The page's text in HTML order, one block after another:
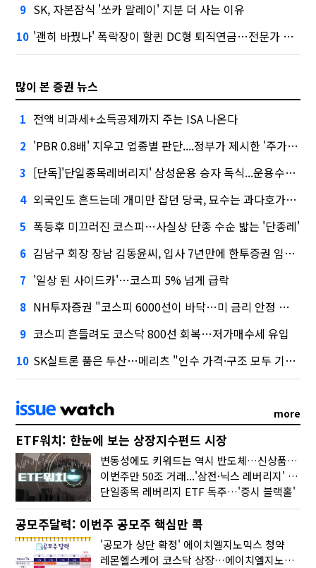
9 SK, 자본잠식 '쏘카 말레이' 지분 더 사는 이유
10 '괜히 바꿨나' 폭락장이 할퀸 DC형 퇴직연금…전문가 조언은
많이 본 증권 뉴스
1 전액 비과세+소득공제까지 주는 ISA 나온다
2 'PBR 0.8배' 지우고 업종별 판단....정부가 제시한 '주가 누르기' 방지법
3 [단독]'단일종목레버리지' 삼성운용 승자 독식...운용수익 미래에셋의 6배
4 외국인도 흔드는데 개미만 잡던 당국, 묘수는 과다호가부담금?
5 폭등후 미끄러진 코스피…사실상 단종 수순 밟는 '단종레'
6 김남구 회장 장남 김동윤씨, 입사 7년만에 한투증권 임원 승진
7 '일상 된 사이드카'…코스피 5% 넘게 급락
8 NH투자증권 "코스피 6000선이 바닥…미 금리 안정 후 추가 회복"
9 코스피 흔들려도 코스닥 800선 회복…저가매수세 유입
10 SK실트론 품은 두산…메리츠 "인수 가격·구조 모두 기대 이상"
more
ETF워치: 한눈에 보는 상장지수펀드 시장
변동성에도 키워드는 역시 반도체…신상품은 우주·방산
이번주만 50조 거래...'삼전·닉스 레버리지' 수익률은 -30%
단일종목 레버리지 ETF 독주…'증시 블랙홀'
공모주달력: 이번주 공모주 핵심만 콕
'공모가 상단 확정' 에이치엘지노믹스 청약
레몬헬스케어 코스닥 상장…에이치엘지노믹스 수요예측